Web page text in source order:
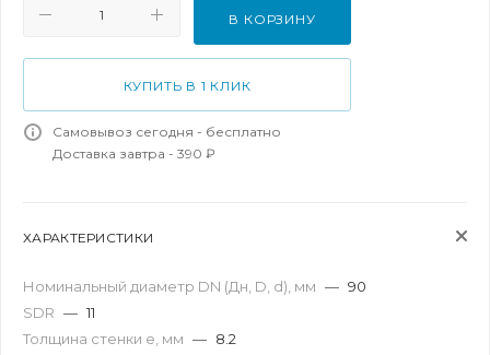
В КОРЗИНУ
КУПИТЬ В 1 КЛИК
Самовывоз сегодня - бесплатно
Доставка завтра - 390 ₽
ХАРАКТЕРИСТИКИ
Номинальный диаметр DN (Дн, D, d), мм — 90
SDR — 11
Толщина стенки e, мм — 8.2